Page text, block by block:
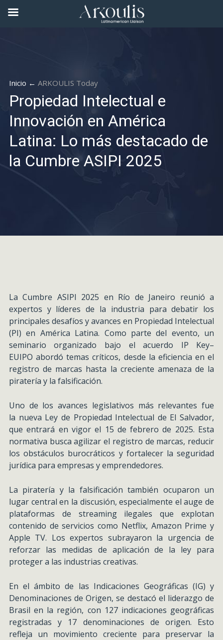
Inicio ← ARKOULIS Today
Propiedad Intelectual e
Innovación en América
Latina: Lo más destacado de
la Cumbre ASIPI 2025
La Cumbre ASIPI 2025 en Río de Janeiro reunió a
expertos y líderes de la industria para debatir los
principales desafíos y avances en Propiedad Intelectual
(PI) en América Latina. Como parte del evento, un
seminario organizado bajo el acuerdo IP Key–
EUIPO abordó temas críticos, desde la eficiencia en el
registro de marcas hasta la creciente amenaza de la
piratería y la falsificación.
Uno de los avances legislativos más relevantes fue
la nueva Ley de Propiedad Intelectual de El Salvador,
que entrará en vigor el 15 de febrero de 2025. Esta
normativa busca agilizar el registro de marcas, reducir
los obstáculos burocráticos y fortalecer la seguridad
jurídica para empresas y emprendedores.
La piratería y la falsificación también ocuparon un
lugar central en la discusión, especialmente el auge de
plataformas de streaming ilegales que explotan
contenido de servicios como Netflix, Amazon Prime y
Apple TV. Los expertos subrayaron la urgencia de
reforzar las medidas de aplicación de la ley para
proteger a las industrias creativas.
En el ámbito de las Indicaciones Geográficas (IG) y
Denominaciones de Origen, se destacó el liderazgo de
Brasil en la región, con 127 indicaciones geográficas
registradas y 17 denominaciones de origen. Esto
refleja un movimiento creciente para preservar la